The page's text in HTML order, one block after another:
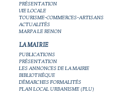
PRÉSENTATION
VIE LOCALE
TOURISME-COMMERCES-ARTISANS
ACTUALITÉS
MARPA LE RENON
LA MAIRIE
PUBLICATIONS
PRÉSENTATION
LES ANNONCES DE LA MAIRIE
BIBLIOTHÈQUE
DÉMARCHES FORMALITÉS
PLAN LOCAL URBANISME (PLU)